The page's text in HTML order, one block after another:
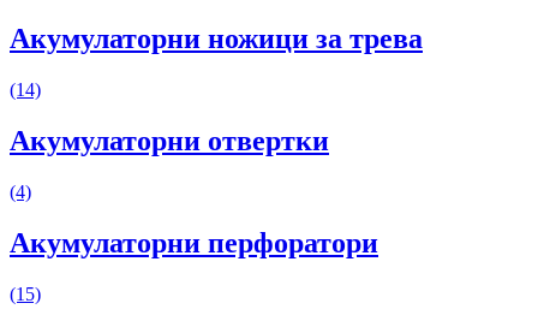
Акумулаторни ножици за трева
(14)
Акумулаторни отвертки
(4)
Акумулаторни перфоратори
(15)